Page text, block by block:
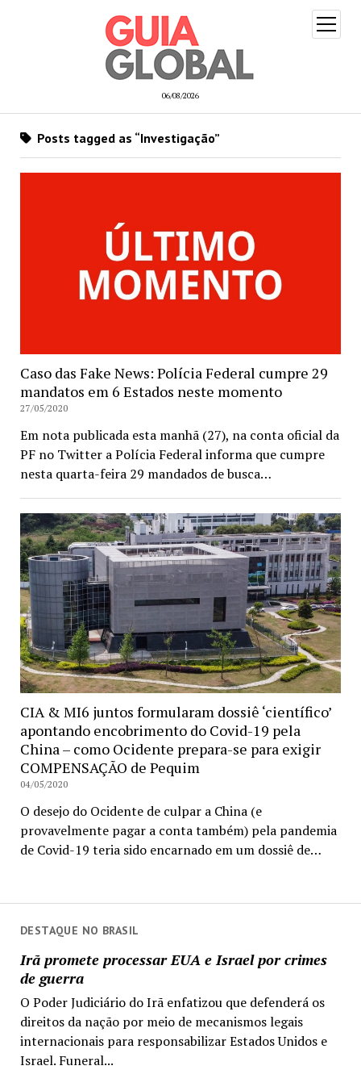
06/08/2026
open
menu
DESTAQUE NO BRASIL
Irã promete processar EUA e Israel por crimes
de guerra
O Poder Judiciário do Irã enfatizou que defenderá os
direitos da nação por meio de mecanismos legais
internacionais para responsabilizar Estados Unidos e
Israel. Funeral...
Posts tagged as “Investigação”
Caso das Fake News: Polícia Federal cumpre 29
mandatos em 6 Estados neste momento
27/05/2020
Em nota publicada esta manhã (27), na conta oficial da
PF no Twitter a Polícia Federal informa que cumpre
nesta quarta-feira 29 mandados de busca…
CIA & MI6 juntos formularam dossiê ‘científico’
apontando encobrimento do Covid-19 pela
China – como Ocidente prepara-se para exigir
COMPENSAÇÃO de Pequim
04/05/2020
O desejo do Ocidente de culpar a China (e
provavelmente pagar a conta também) pela pandemia
de Covid-19 teria sido encarnado em um dossiê de…